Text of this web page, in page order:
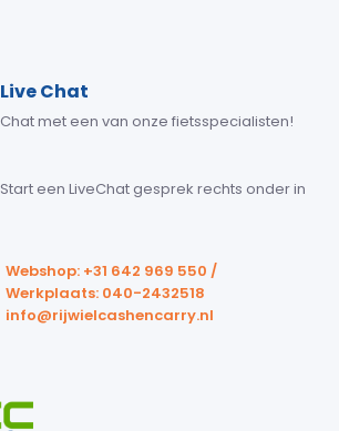
Live Chat
Chat met een van onze fietsspecialisten!
Start een LiveChat gesprek rechts onder in
Webshop: +31 642 969 550 /
Werkplaats: 040-2432518
info@rijwielcashencarry.nl